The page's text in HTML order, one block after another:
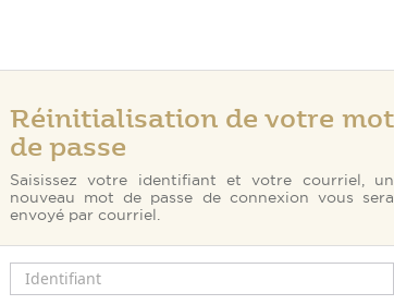
Réinitialisation de votre mot
de passe
Saisissez votre identifiant et votre courriel, un
nouveau mot de passe de connexion vous sera
envoyé par courriel.